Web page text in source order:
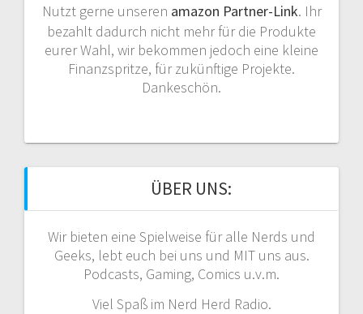
Nutzt gerne unseren amazon Partner-Link. Ihr
bezahlt dadurch nicht mehr für die Produkte
eurer Wahl, wir bekommen jedoch eine kleine
Finanzspritze, für zukünftige Projekte.
Dankeschön.
ÜBER UNS:
Wir bieten eine Spielweise für alle Nerds und
Geeks, lebt euch bei uns und MIT uns aus.
Podcasts, Gaming, Comics u.v.m.
Viel Spaß im Nerd Herd Radio.